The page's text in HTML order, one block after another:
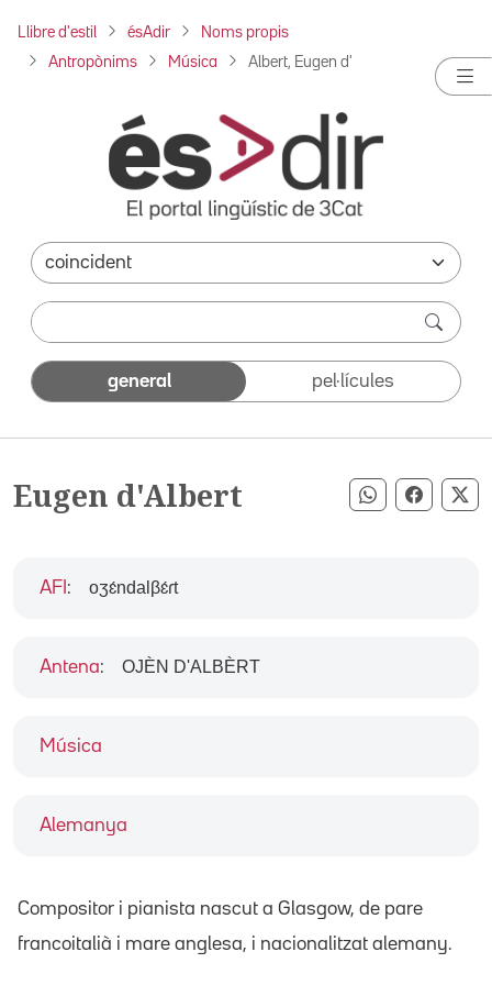
Llibre d'estil ésAdir Noms propis
Antropònims Música Albert, Eugen d'
general pel·lícules
Eugen d'Albert Compartir
Música
Alemanya
AFI : oʒɛ́ndalβɛ́ɾt
Antena: OJÈN D'ALBÈRT
Compositor i pianista nascut a Glasgow, de pare
francoitalià i mare anglesa, i nacionalitzat alemany.